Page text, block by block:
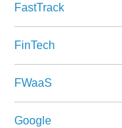
FastTrack
FinTech
FWaaS
Google